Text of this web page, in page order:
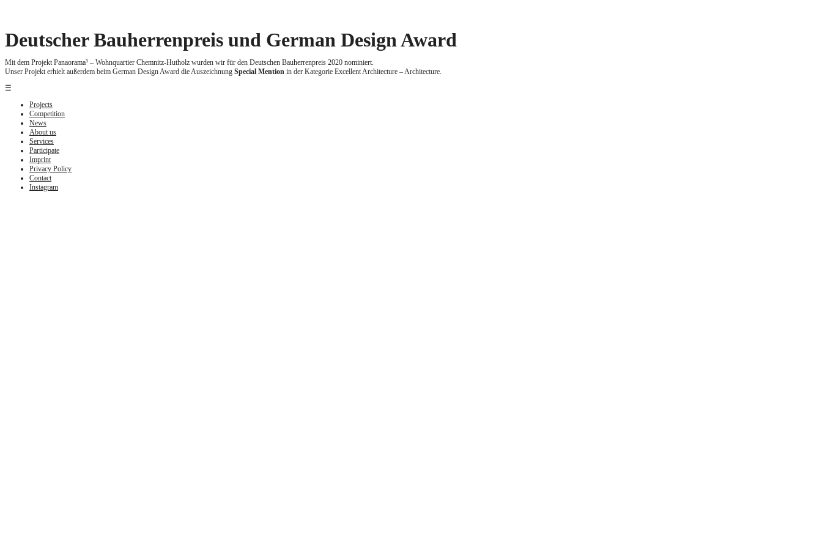
Deutscher Bauherrenpreis und German Design Award
Mit dem Projekt Panaorama³ – Wohnquartier Chemnitz-Hutholz wurden wir für den Deutschen Bauherrenpreis 2020 nominiert.
Unser Projekt erhielt außerdem beim German Design Award die Auszeichnung Special Mention in der Kategorie Excellent Architecture – Architecture.
☰
Projects
Competition
News
About us
Services
Participate
Imprint
Privacy Policy
Contact
Instagram